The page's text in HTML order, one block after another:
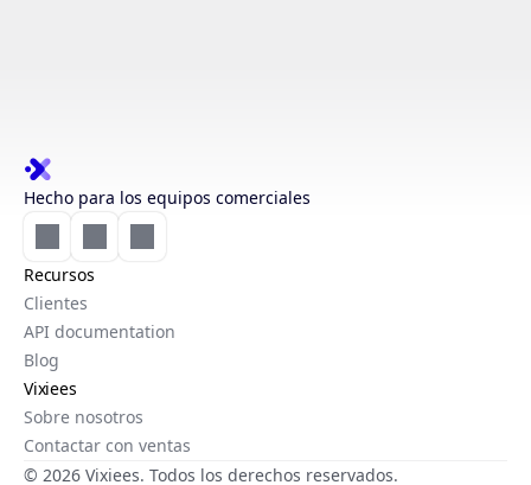
Hecho para los equipos comerciales
Recursos
Clientes
API documentation
Blog
Vixiees
Sobre nosotros
Contactar con ventas
© 2026 Vixiees. Todos los derechos reservados.